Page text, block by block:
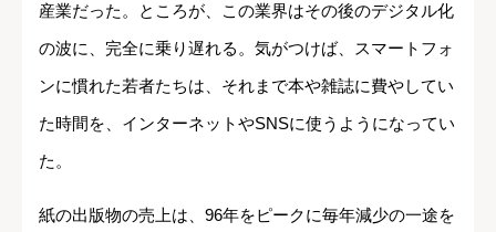
産業だった。ところが、この業界はその後のデジタル化
の波に、完全に乗り遅れる。気がつけば、スマートフォ
ンに慣れた若者たちは、それまで本や雑誌に費やしてい
た時間を、インターネットやSNSに使うようになってい
た。
紙の出版物の売上は、96年をピークに毎年減少の一途を